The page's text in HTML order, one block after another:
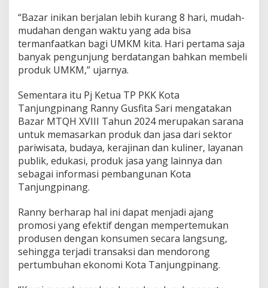
j
u
n
g
p
a
n
g
“Bazar inikan berjalan lebih kurang 8 hari, mudah-
mudahan dengan waktu yang ada bisa
termanfaatkan bagi UMKM kita. Hari pertama saja
banyak pengunjung berdatangan bahkan membeli
produk UMKM,” ujarnya.
Sementara itu Pj Ketua TP PKK Kota
Tanjungpinang Ranny Gusfita Sari mengatakan
Bazar MTQH XVIII Tahun 2024 merupakan sarana
untuk memasarkan produk dan jasa dari sektor
pariwisata, budaya, kerajinan dan kuliner, layanan
publik, edukasi, produk jasa yang lainnya dan
sebagai informasi pembangunan Kota
Tanjungpinang.
Ranny berharap hal ini dapat menjadi ajang
promosi yang efektif dengan mempertemukan
produsen dengan konsumen secara langsung,
sehingga terjadi transaksi dan mendorong
pertumbuhan ekonomi Kota Tanjungpinang.